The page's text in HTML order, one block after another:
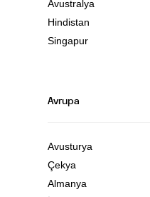
Avustralya
Hindistan
Singapur
Avrupa
Avusturya
Çekya
Almanya